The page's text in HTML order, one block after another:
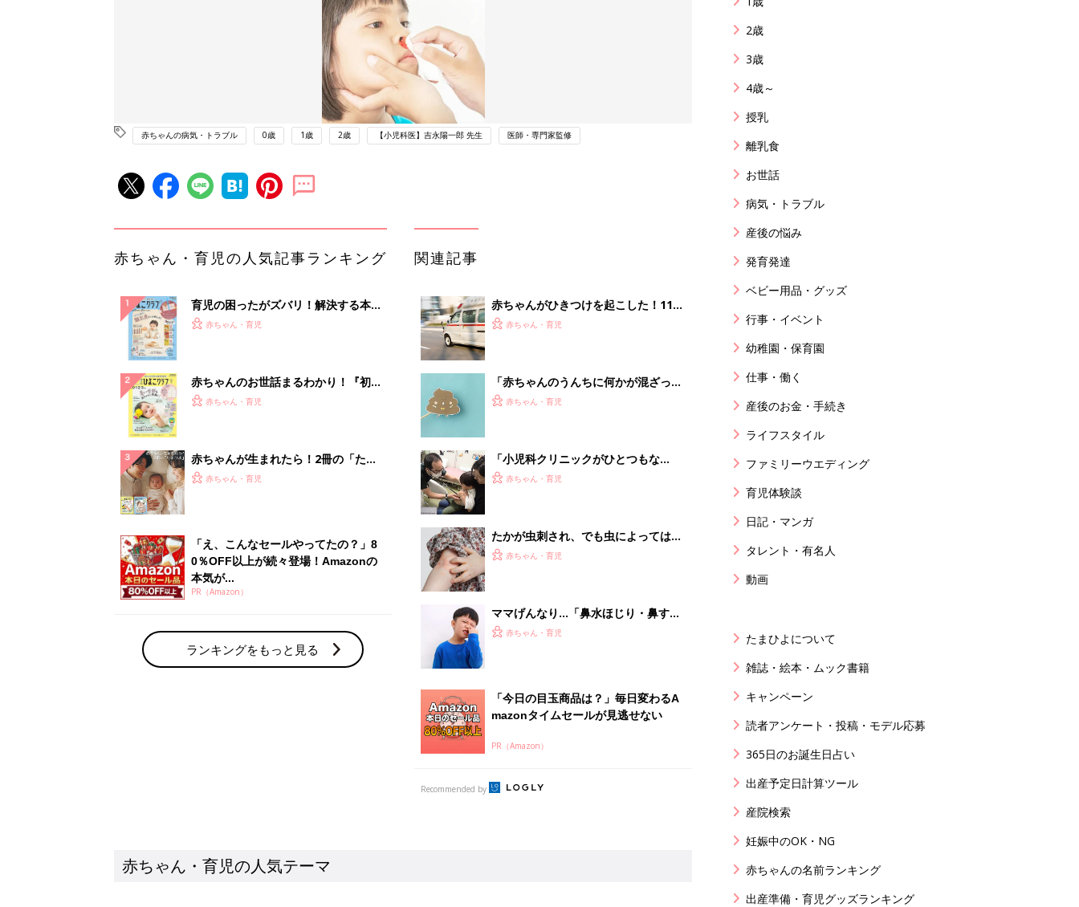
赤ちゃんの病気・トラブル 0歳 1歳 2歳 【小児科医】吉永陽一郎 先生 医師・専門家監修
赤ちゃん・育児の人気記事ランキング
育児の困ったがズバリ！解決する本
『ひよこクラブ 秋号』 4カ月～2才
赤ちゃん・育児
赤ちゃんのお世話まるわかり！『初め
てのひよこクラブ 夏号』〈巻頭大特
赤ちゃん・育児
赤ちゃんが生まれたら！2冊の「たま
ひよ」
赤ちゃん・育児
「え、こんなセールやってたの？」8
0％OFF以上が続々登場！Amazonの
本気が...
PR（Amazon）
ランキングをもっと見る
関連記事
赤ちゃんがひきつけを起こした！119
番に電話するときに知っておきたいこ
赤ちゃん・育児
「赤ちゃんのうんちに何かが混ざって
いる?!」これって大丈夫？Q&A【小児
赤ちゃん・育児
「小児科クリニックがひとつもな
い…」。20キロ離れた小児科に子ども
赤ちゃん・育児
たかが虫刺され、でも虫によっては命
にかかわることも！【小児科医が解
赤ちゃん・育児
ママげんなり…「鼻水ほじり・鼻すす
り・鼻くそ食べ」のリスクとやめさせ
赤ちゃん・育児
「今日の目玉商品は？」毎日変わるA
mazonタイムセールが見逃せない
PR（Amazon）
Recommended by
赤ちゃん・育児の人気テーマ
2歳
3歳
4歳～
授乳
離乳食
お世話
病気・トラブル
産後の悩み
発育発達
ベビー用品・グッズ
行事・イベント
幼稚園・保育園
仕事・働く
産後のお金・手続き
ライフスタイル
ファミリーウエディング
育児体験談
日記・マンガ
タレント・有名人
動画
たまひよについて
雑誌・絵本・ムック書籍
キャンペーン
読者アンケート・投稿・モデル応募
365日のお誕生日占い
出産予定日計算ツール
産院検索
妊娠中のOK・NG
赤ちゃんの名前ランキング
出産準備・育児グッズランキング